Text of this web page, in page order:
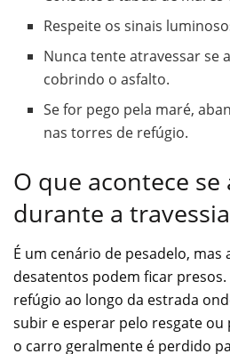
Respeite os sinais
Nunca tente atravessar se
cobrindo o asfalto.
Se for pego pela maré,
nas torres de refúgio.
O que acontece
durante a
É um cenário de pesadelo,
desatentos podem ficar
refúgio ao longo da estrada
subir e esperar pelo resgate ou
o carro geralmente é perdido